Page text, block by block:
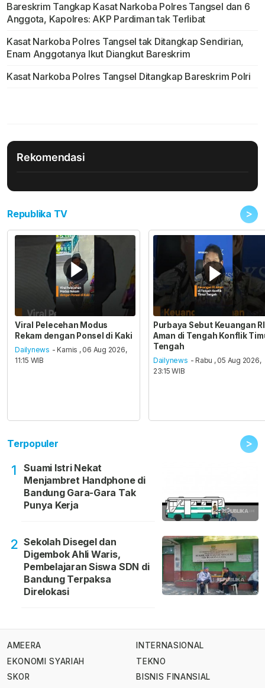
Bareskrim Tangkap Kasat Narkoba Polres Tangsel dan 6
Anggota, Kapolres: AKP Pardiman tak Terlibat
Kasat Narkoba Polres Tangsel tak Ditangkap Sendirian,
Enam Anggotanya Ikut Diangkut Bareskrim
Kasat Narkoba Polres Tangsel Ditangkap Bareskrim Polri
Rekomendasi
Republika TV >
Viral Pelecehan Modus
Rekam dengan Ponsel di Kaki
Dailynews - Kamis , 06 Aug 2026,
11:15 WIB
Purbaya Sebut Keuangan RI
Aman di Tengah Konflik
Tengah
Dailynews - Rabu , 05 Aug 2026,
23:15 WIB
Terpopuler >
1
Suami Istri Nekat
Menjambret Handphone di
Bandung Gara-Gara Tak
Punya Kerja
2 Sekolah Disegel dan
Digembok Ahli Waris,
Pembelajaran Siswa SDN di
Bandung Terpaksa
Direlokasi
AMEERA
EKONOMI SYARIAH
SKOR
INTERNASIONAL
TEKNO
BISNIS FINANSIAL